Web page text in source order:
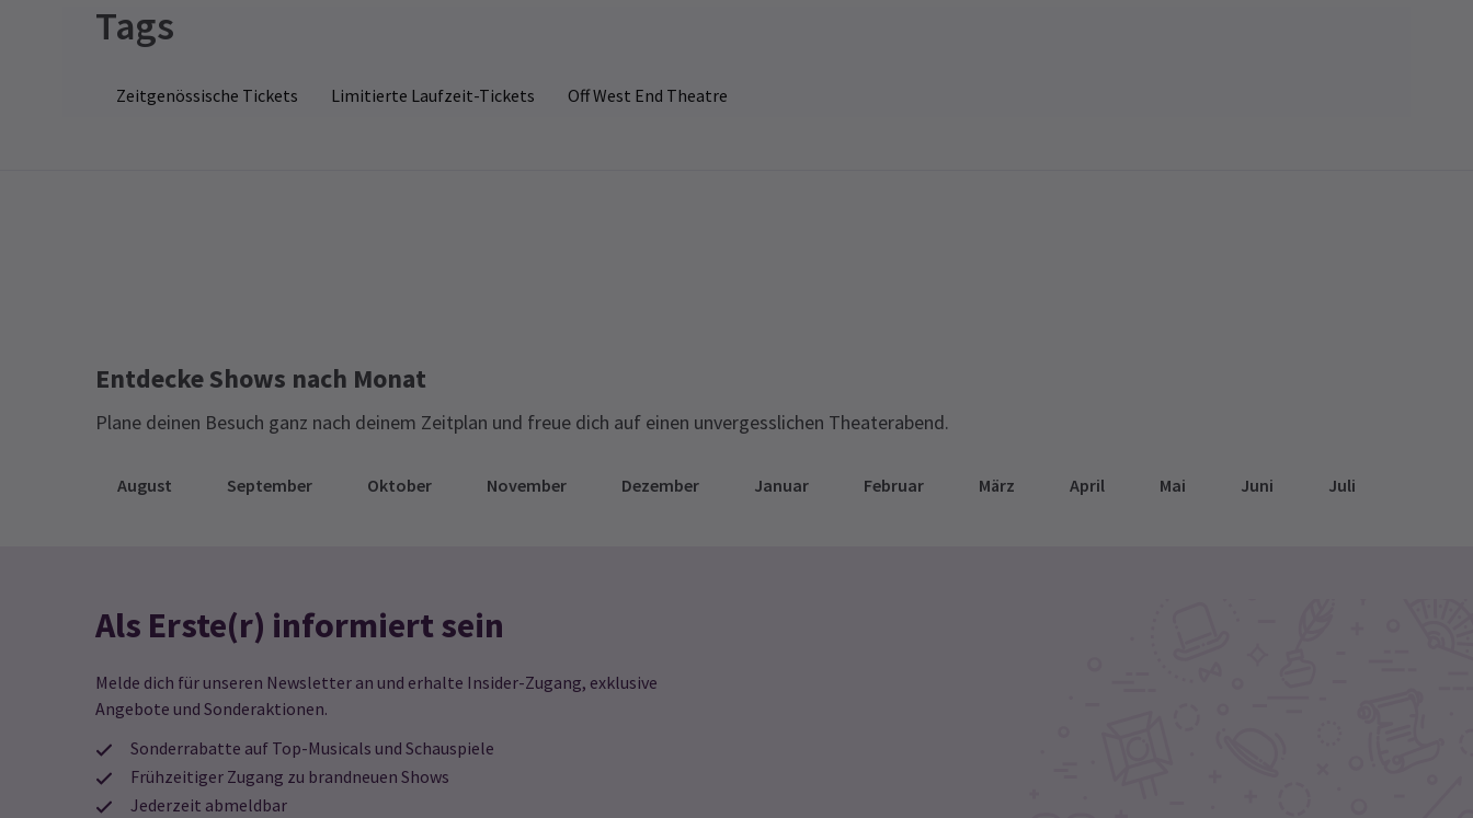
Tags
Zeitgenössische Tickets Limitierte Laufzeit-Tickets Off West End Theatre
Entdecke Shows nach Monat
Plane deinen Besuch ganz nach deinem Zeitplan und freue dich auf einen unvergesslichen Theaterabend.
August September Oktober November Dezember Januar Februar März April Mai Juni Juli
Als Erste(r) informiert sein
Melde dich für unseren Newsletter an und erhalte Insider-Zugang, exklusive
Angebote und Sonderaktionen.
Sonderrabatte auf Top-Musicals und Schauspiele
Frühzeitiger Zugang zu brandneuen Shows
Jederzeit abmeldbar